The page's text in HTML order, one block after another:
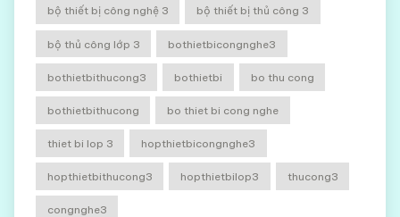
bộ thiết bị công nghệ 3 bộ thiết bị thủ công 3
bộ thủ công lớp 3 bothietbicongnghe3
bothietbithucong3 bothietbi bo thu cong
bothietbithucong bo thiet bi cong nghe
thiet bi lop 3 hopthietbicongnghe3
hopthietbithucong3 hopthietbilop3 thucong3
congnghe3